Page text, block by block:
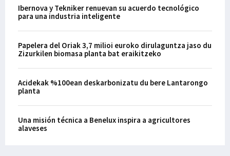
Ibernova y Tekniker renuevan su acuerdo tecnológico
para una industria inteligente
Papelera del Oriak 3,7 milioi euroko dirulaguntza jaso du
Zizurkilen biomasa planta bat eraikitzeko
Acidekak %100ean deskarbonizatu du bere Lantarongo
planta
Una misión técnica a Benelux inspira a agricultores
alaveses